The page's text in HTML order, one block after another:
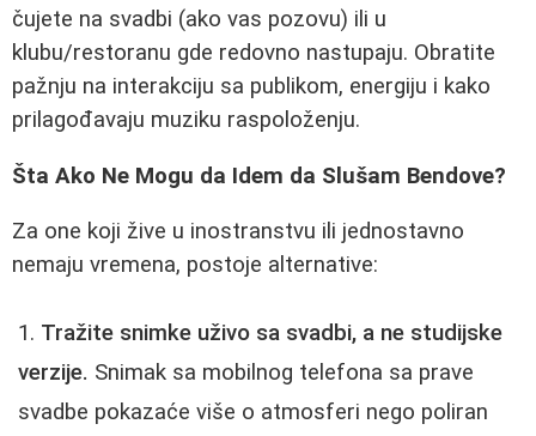
čujete na svadbi (ako vas pozovu) ili u
klubu/restoranu gde redovno nastupaju. Obratite
pažnju na interakciju sa publikom, energiju i kako
prilagođavaju muziku raspoloženju.
Šta Ako Ne Mogu da Idem da Slušam Bendove?
Za one koji žive u inostranstvu ili jednostavno
nemaju vremena, postoje alternative:
Tražite snimke uživo sa svadbi, a ne studijske
verzije. Snimak sa mobilnog telefona sa prave
svadbe pokazaće više o atmosferi nego poliran